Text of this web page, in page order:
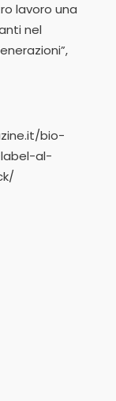
lavoro una
nel
bio-
al-